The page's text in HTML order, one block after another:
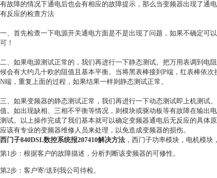
有故障的情况下通电后也会有相应的故障提示，那么当变频器出现了通
有反应的检查方法
一、首先检查一下电源开关通电方面是不是出现了问题，如果不确定可
可！
二、如果电源测试正常的，我们再进行一下静态测试。把万用表调到电
候会有大约几十欧的阻值且基本平衡。当将黑表棒接到P端，红表棒依
N端，重复上面的过程，如果结果一样则静态测试正常。
三、如果变频器的静态测试正常，我们再进行一下动态测试即上机测试
值。如出现缺相、三相不平衡等情况，则模块或驱动板等有故障在输
测试。以上操作完成了我们基本就可以确定变频器通电后无反应的具体
应该有专业的变频器维修人员来处理，以免造成变频器的损伤。
西门子840DSL数控系统报207410解决方法 ，西门子功率模块，电机模块
第1步：根据客户的故障描述，分析判断该变频器的可修性。
第2步：客户寄/送到我公司待检。